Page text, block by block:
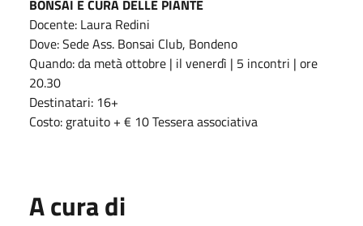
BONSAI E CURA DELLE PIANTE
Docente: Laura Redini
Dove: Sede Ass. Bonsai Club, Bondeno
Quando: da metà ottobre | il venerdì | 5 incontri | ore
20.30
Destinatari: 16+
Costo: gratuito + € 10 Tessera associativa
A cura di